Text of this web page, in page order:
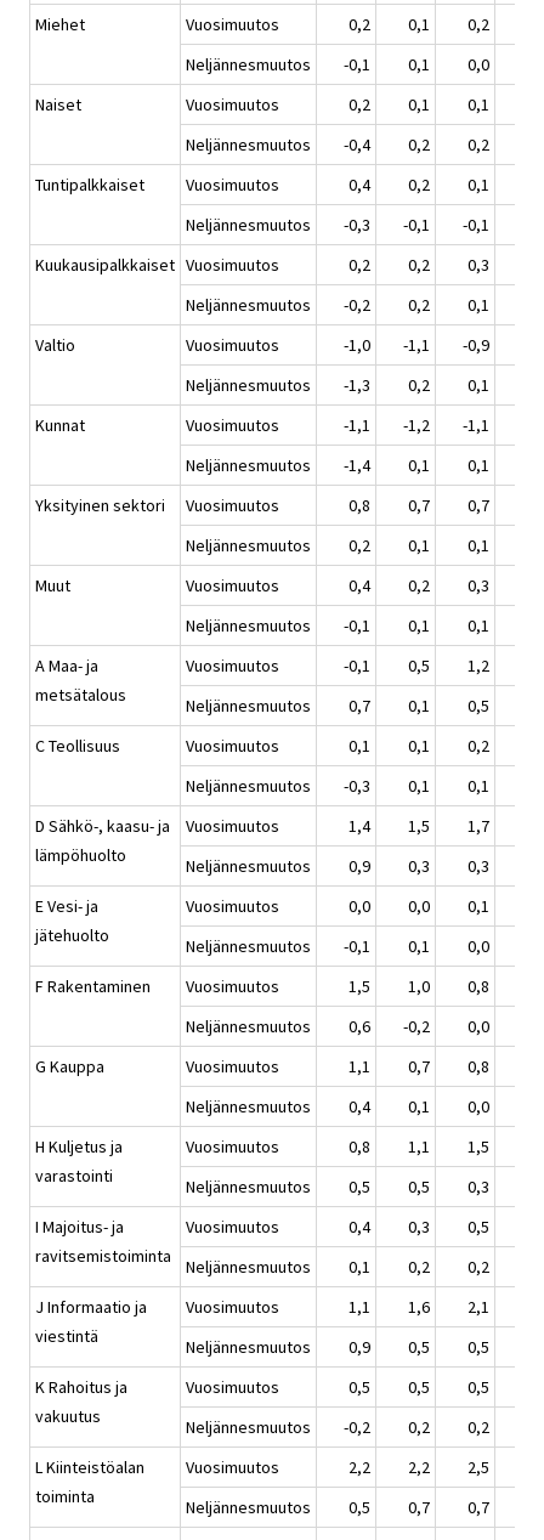
Miehet
Vuosimuutos 0,2 0,1 0,2
Neljännesmuutos
-0,1 0,1 0,0
Naiset
Vuosimuutos 0,2 0,1 0,1
Neljännesmuutos
-0,4 0,2 0,2
Tuntipalkkaiset
Vuosimuutos 0,4 0,2 0,1
Neljännesmuutos
-0,3 -0,1 -0,1
Kuukausipalkkaiset Vuosimuutos 0,2 0,2 0,3
Neljännesmuutos
-0,2 0,2 0,1
Valtio
Vuosimuutos -1,0 -1,1 -0,9
Neljännesmuutos
-1,3 0,2 0,1
Kunnat
Vuosimuutos -1,1 -1,2 -1,1
Neljännesmuutos
-1,4 0,1 0,1
Yksityinen sektori
Vuosimuutos 0,8 0,7 0,7
Neljännesmuutos
0,2 0,1 0,1
Muut
Vuosimuutos 0,4 0,2 0,3
Neljännesmuutos
-0,1 0,1 0,1
A Maa- ja
metsätalous
Vuosimuutos -0,1 0,5 1,2
Neljännesmuutos
0,7 0,1 0,5
C Teollisuus
Vuosimuutos 0,1 0,1 0,2
Neljännesmuutos
-0,3 0,1 0,1
D Sähkö-, kaasu- ja
lämpöhuolto
Vuosimuutos 1,4 1,5 1,7
Neljännesmuutos
0,9 0,3 0,3
E Vesi- ja
jätehuolto
Vuosimuutos 0,0 0,0 0,1
Neljännesmuutos
-0,1 0,1 0,0
F Rakentaminen
Vuosimuutos 1,5 1,0 0,8
Neljännesmuutos
0,6 -0,2 0,0
G Kauppa
Vuosimuutos 1,1 0,7 0,8
Neljännesmuutos
0,4 0,1 0,0
H Kuljetus ja
varastointi
Vuosimuutos 0,8 1,1 1,5
Neljännesmuutos
0,5 0,5 0,3
I Majoitus- ja
ravitsemistoiminta
Vuosimuutos 0,4 0,3 0,5
Neljännesmuutos
0,1 0,2 0,2
J Informaatio ja
viestintä
Vuosimuutos 1,1 1,6 2,1
Neljännesmuutos
0,9 0,5 0,5
K Rahoitus ja
vakuutus
Vuosimuutos 0,5 0,5 0,5
Neljännesmuutos
-0,2 0,2 0,2
L Kiinteistöalan
toiminta
Vuosimuutos 2,2 2,2 2,5
Neljännesmuutos
0,5 0,7 0,7